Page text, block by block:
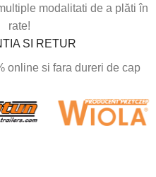
modalitati de a plăti în
rate!
SI RETUR
online si fara dureri de cap